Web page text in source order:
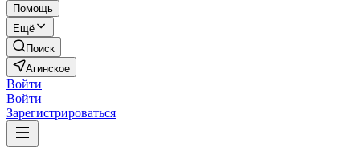
Помощь
Ещё
Поиск
Агинское
Войти
Войти
Зарегистрироваться